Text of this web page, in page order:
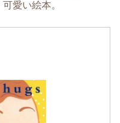
愛い絵本。